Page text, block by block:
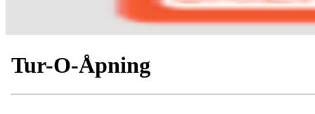
Tur-O-Åpning